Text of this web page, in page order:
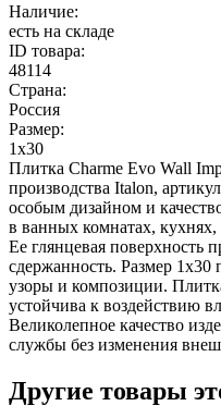
Наличие:
есть на складе
ID товара:
48114
Страна:
Россия
Размер:
1x30
Плитка Charme Evo Wall
производства Italon,
особым дизайном и
в ванных комнатах,
Ее глянцевая поверхность
сдержанность. Размер 1x30
узоры и композиции.
устойчива к воздействию
Великолепное качество
службы без изменения
Другие товары